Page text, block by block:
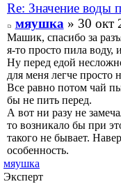
Re: Значение воды
мяушка » 30 окт
Машик, спасибо за
я-то просто пила воду,
Ну перед едой
для меня легче просто
Все равно потом чай
бы не пить перед.
А вот ни разу не
то возникало бы при
такого не бывает.
особенность.
мяушка
Эксперт